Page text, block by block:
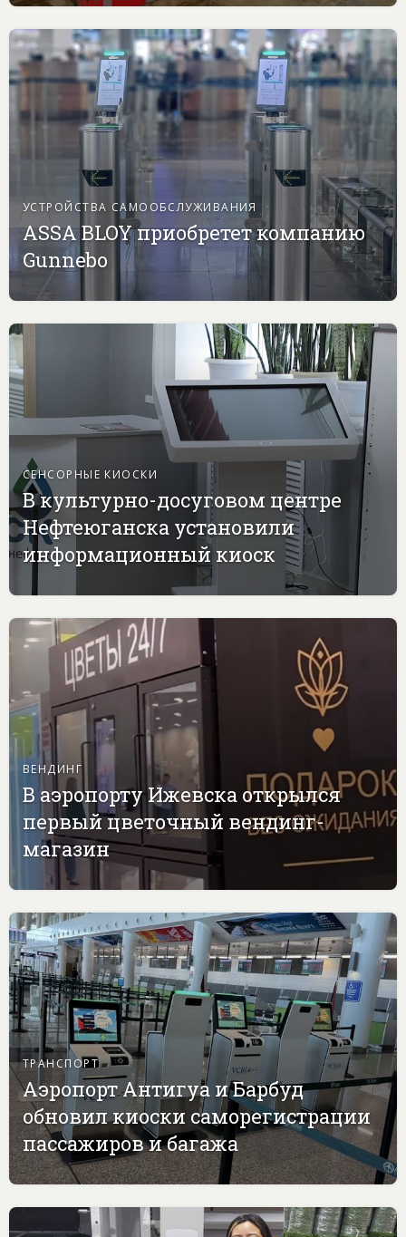
УСТРОЙСТВА САМООБСЛУЖИВАНИЯ
ASSA BLOY приобретет компанию
Gunnebo
СЕНСОРНЫЕ КИОСКИ
В культурно-досуговом центре
Нефтеюганска установили
информационный киоск
ВЕНДИНГ
В аэропорту Ижевска открылся
первый цветочный вендинг-
магазин
ТРАНСПОРТ
Аэропорт Антигуа и Барбуд
обновил киоски саморегистрации
пассажиров и багажа